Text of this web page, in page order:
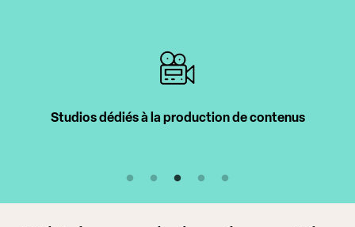
Studios dédiés à la production de contenus